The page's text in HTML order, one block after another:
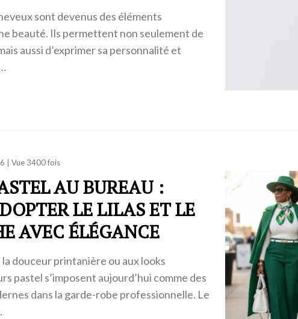
sont devenus des éléments
beauté. Ils permettent non seulement de
aussi d’exprimer sa personnalité et
Vue 3400 fois
AU BUREAU :
LE LILAS ET LE
AVEC ÉLÉGANCE
douceur printanière ou aux looks
pastel s’imposent aujourd’hui comme des
dans la garde-robe professionnelle. Le